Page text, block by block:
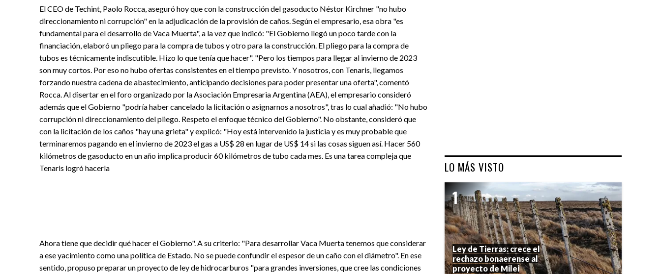
El CEO de Techint, Paolo Rocca, aseguró hoy que con la construcción del gasoducto Néstor Kirchner "no hubo
direccionamiento ni corrupción" en la adjudicación de la provisión de caños. Según el empresario, esa obra "es
fundamental para el desarrollo de Vaca Muerta", a la vez que indicó: "El Gobierno llegó un poco tarde con la
financiación, elaboró un pliego para la compra de tubos y otro para la construcción. El pliego para la compra de
tubos es técnicamente indiscutible. Hizo lo que tenía que hacer". "Pero los tiempos para llegar al invierno de 2023
son muy cortos. Por eso no hubo ofertas consistentes en el tiempo previsto. Y nosotros, con Tenaris, llegamos
forzando nuestra cadena de abastecimiento, anticipando decisiones para poder presentar una oferta", comentó
Rocca. Al disertar en el foro organizado por la Asociación Empresaria Argentina (AEA), el empresario consideró
además que el Gobierno "podría haber cancelado la licitación o asignarnos a nosotros", tras lo cual añadió: "No hubo
corrupción ni direccionamiento del pliego. Respeto el enfoque técnico del Gobierno". No obstante, consideró que
con la licitación de los caños "hay una grieta" y explicó: "Hoy está intervenido la justicia y es muy probable que
terminaremos pagando en el invierno de 2023 el gas a US$ 28 en lugar de US$ 14 si las cosas siguen así. Hacer 560
kilómetros de gasoducto en un año implica producir 60 kilómetros de tubo cada mes. Es una tarea compleja que
Tenaris logró hacerla
Ahora tiene que decidir qué hacer el Gobierno". A su criterio: "Para desarrollar Vaca Muerta tenemos que considerar
a ese yacimiento como una política de Estado. No se puede confundir el espesor de un caño con el diámetro". En ese
sentido, propuso preparar un proyecto de ley de hidrocarburos "para grandes inversiones, que cree las condiciones
LO MÁS VISTO
Ley de Tierras: crece el
rechazo bonaerense al
proyecto de Milei